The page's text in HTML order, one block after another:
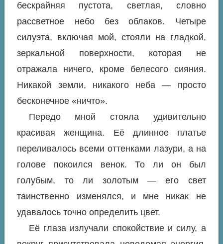
бескрайняя пустота, светлая, словно
рассветное небо без облаков. Четыре
силуэта, включая мой, стояли на гладкой,
зеркальной поверхности, которая не
отражала ничего, кроме белесого сияния.
Никакой земли, никакого неба — просто
бесконечное «ничто».
Передо мной стояла удивительно
красивая женщина. Её длинное платье
переливалось всеми оттенками лазури, а на
голове покоился венок. То ли он был
голубым, то ли золотым — его свет
таинственно изменялся, и мне никак не
удавалось точно определить цвет.
Её глаза излучали спокойствие и силу, а